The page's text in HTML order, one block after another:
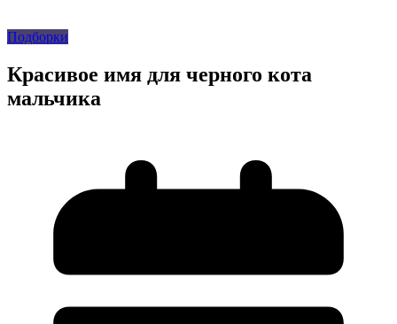
Подборки
Красивое имя для черного кота
мальчика